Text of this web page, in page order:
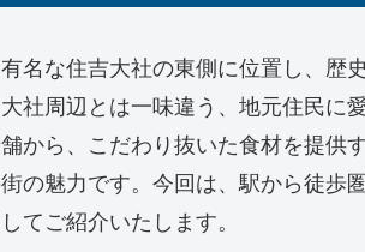
名な住吉大社の東側に位置し、歴
社周辺とは一味違う、地元住民に
から、こだわり抜いた食材を提供
の魅力です。今回は、駅から徒歩
てご紹介いたします。